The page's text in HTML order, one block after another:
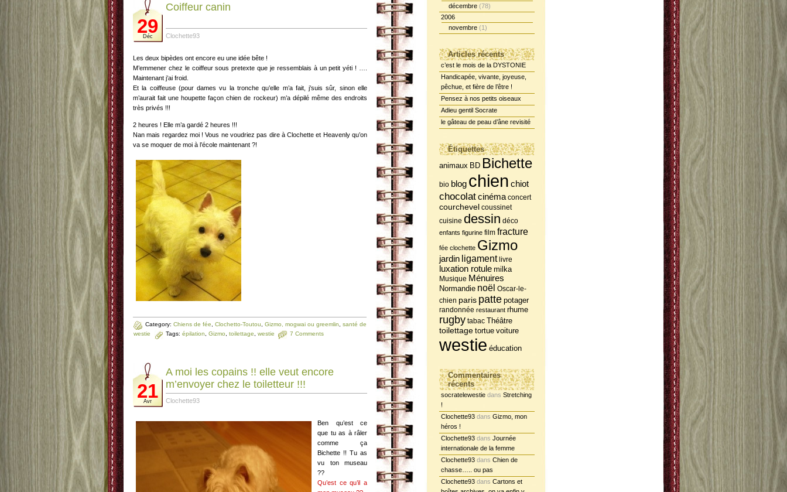
29
Déc
Coiffeur canin
Clochette93
Les deux bipèdes ont encore eu une idée bête !
M’emmener chez le coiffeur sous pretexte que je ressemblais à un petit yéti ! ….
Maintenant j’ai froid.
Et la coiffeuse (pour dames vu la tronche qu’elle m’a fait, j’suis sûr, sinon elle
m’aurait fait une houpette façon chien de rockeur) m’a dépilé même des endroits
très privés !!!
2 heures ! Elle m’a gardé 2 heures !!!
Nan mais regardez moi ! Vous ne voudriez pas dire à Clochette et Heavenly qu’on
va se moquer de moi à l’école maintenant ?!
Category: Chiens de fée Clochetto-Toutou Gizmo, mogwai ou greemlin
santé de
westie
Tags: épilation Gizmo toilettage westie 7 Comments
21
Avr
A moi les copains !! elle veut encore
m’envoyer chez le toiletteur !!!
Clochette93
Ben qu’est ce
que tu as à râler
comme ça
Bichette !! Tu as
vu ton museau
??
Qu’est ce qu’il a
décembre (78)
2006
novembre (1)
Articles récents
c’est le mois de la DYSTONIE
Handicapée, vivante, joyeuse,
pêchue, et fière de l’être !
Pensez à nos petits oiseaux
Adieu gentil Socrate
le gâteau de peau d’âne revisité
Étiquettes
animaux BD Bichette
bio blog chien chiot
chocolatcinéma concert
courchevel coussinet
cuisine dessin déco
enfants figurine film fracture
fée clochette Gizmo
jardin ligament livre
luxation rotule milka
Musique Ménuires
Normandie noël Oscar-le-
chien paris patte potager
randonnée restaurant rhume
rugby tabac Théâtre
toilettage tortue voiture
westie éducation
Commentaires
récents
socratelewestie dans Stretching
!
Clochette93 dans Gizmo, mon
héros !
Clochette93 dans Journée
internationale de la femme
Clochette93 dans Chien de
chasse….. ou pas
Clochette93 dans Cartons et